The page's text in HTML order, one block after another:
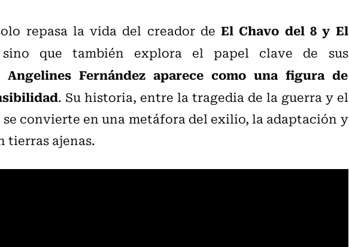
repasa la vida del creador deEl Chavo del 8 y El
sino que también explora el papel clave de sus
Angelines Fernández aparece como una figura de
. Su historia, entre la tragedia de la guerra y el
convierte en una metáfora del exilio, la adaptación y
tierras ajenas.